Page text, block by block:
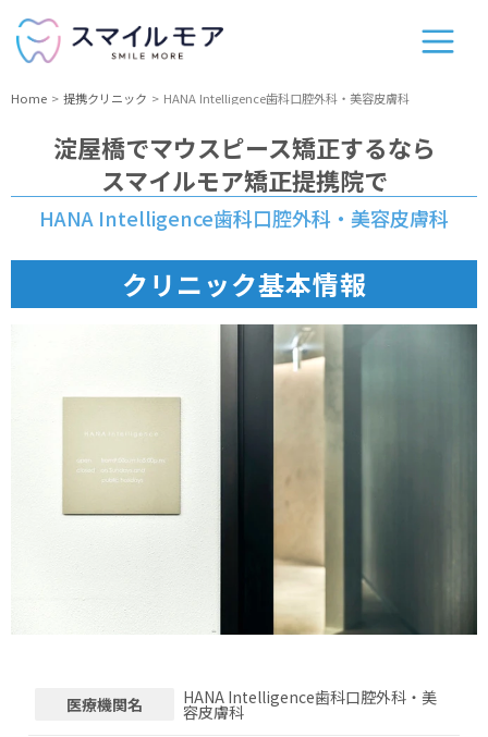
Home 提携クリニック HANA Intelligence歯科口腔外科・美容皮膚科
淀屋橋でマウスピース矯正するなら
スマイルモア矯正提携院で
HANA Intelligence歯科口腔外科・美容皮膚科
クリニック基本情報
医療機関名 HANA Intelligence歯科口腔外科・美
容皮膚科